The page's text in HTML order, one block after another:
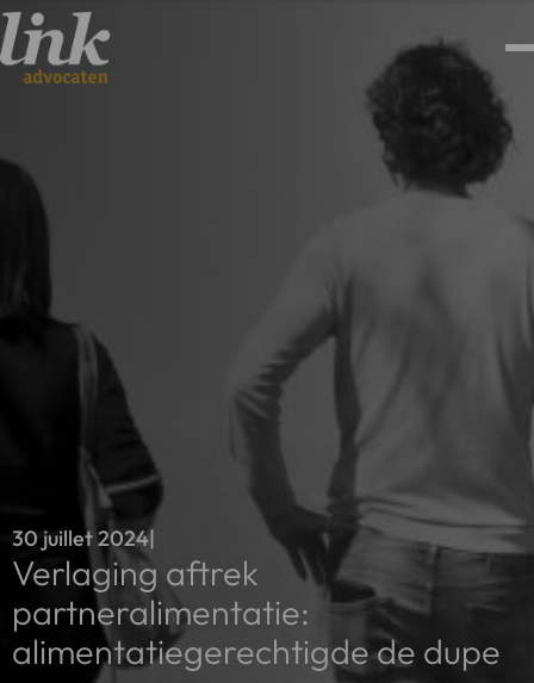
30 juillet 2024|
Verlaging aftrek
partneralimentatie:
alimentatiegerechtigde de dupe